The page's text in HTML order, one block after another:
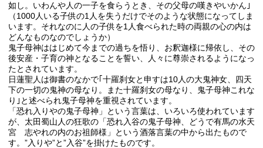
如し。いわんや人の一子を食らうとき、その父母の嘆きやいかん｣
（1000人いる子供の1人を失うだけでそのような状態になってしま
います。それなのに人の子供を1人食べられた時の両親の心の内は
どんなものなのでしょうか）
鬼子母神ははじめて今までの過ちを悟り、お釈迦様に帰依し、その
後安産・子育の神となることを誓い、人々に尊崇されるようになっ
たとされています。
日蓮聖人は御書のなかで｢十羅刹女と申すは10人の大鬼神女、四天
下の一切の鬼神の母なり。また十羅刹女の母なり、鬼子母神これな
り｣と述べられ鬼子母神を重視されています。
「恐れ入りやの鬼子母神」という言葉は、いろいろ使われています
が、太田蜀山人の狂歌の「恐れ入谷の鬼子母神、どうで有馬の水天
宮 志やれの内のお祖師様」という酒落言葉の中から出たもので
す。”入りや”と”入谷”を掛けたものです。